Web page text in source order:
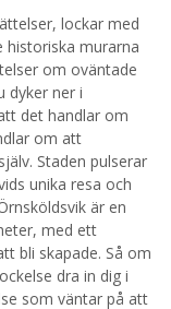
och
information och
Jag kan dra
lockar med
historiska murarna
om oväntade
dyker ner i
det handlar om
om att
Staden pulserar
unika resa och
är en
med ett
bli skapade. Så om
dra in dig i
som väntar på att